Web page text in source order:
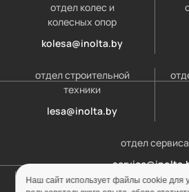
отдел колес и
колесных опор
kolesa@inolta.by
отдел строительной
техники
lesa@inolta.by
отдел сервиса
Наш сайт использует файлы cookie для